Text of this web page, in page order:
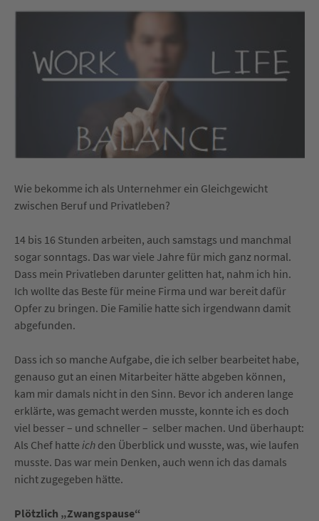
Wie bekomme ich als Unternehmer ein Gleichgewicht
zwischen Beruf und Privatleben?
14 bis 16 Stunden arbeiten, auch samstags und manchmal
sogar sonntags. Das war viele Jahre für mich ganz normal.
Dass mein Privatleben darunter gelitten hat, nahm ich hin.
Ich wollte das Beste für meine Firma und war bereit dafür
Opfer zu bringen. Die Familie hatte sich irgendwann damit
abgefunden.
Dass ich so manche Aufgabe, die ich selber bearbeitet habe,
genauso gut an einen Mitarbeiter hätte abgeben können,
kam mir damals nicht in den Sinn. Bevor ich anderen lange
erklärte, was gemacht werden musste, konnte ich es doch
viel besser – und schneller – selber machen. Und überhaupt:
Als Chef hatte ich den Überblick und wusste, was, wie laufen
musste. Das war mein Denken, auch wenn ich das damals
nicht zugegeben hätte.
Plötzlich „Zwangspause“